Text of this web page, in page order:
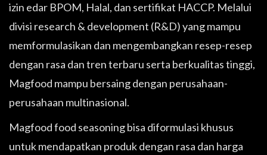
izin edar BPOM, Halal, dan sertifikat HACCP. Melalui
divisi research & development (R&D) yang mampu
memformulasikan dan mengembangkan resep-resep
dengan rasa dan tren terbaru serta berkualitas tinggi,
Magfood mampu bersaing dengan perusahaan-
perusahaan multinasional.
Magfood food seasoning bisa diformulasi khusus
untuk mendapatkan produk dengan rasa dan harga